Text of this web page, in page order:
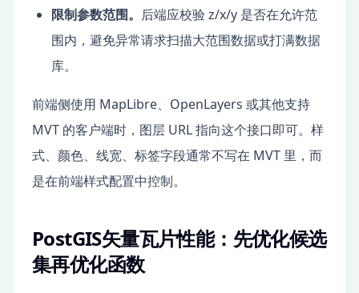
限制参数范围。 后端应校验 z/x/y 是否在允许范
围内，避免异常请求扫描大范围数据或打满数据
库。
前端侧使用 MapLibre、OpenLayers 或其他支持
MVT 的客户端时，图层 URL 指向这个接口即可。样
式、颜色、线宽、标签字段通常不写在 MVT 里，而
是在前端样式配置中控制。
PostGIS矢量瓦片性能：先优化候选
集再优化函数